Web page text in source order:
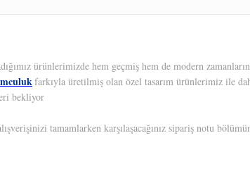
ürünlerimizde hem geçmiş hem de modern
farkıyla üretilmiş olan özel tasarım ürünlerimiz ile
bekliyor
tamamlarken karşılaşacağınız sipariş notu